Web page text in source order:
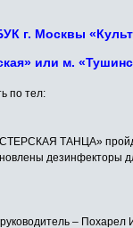
г. Москвы
или м.
по тел:
ТАНЦА» пройдет
дезинфекторы
–